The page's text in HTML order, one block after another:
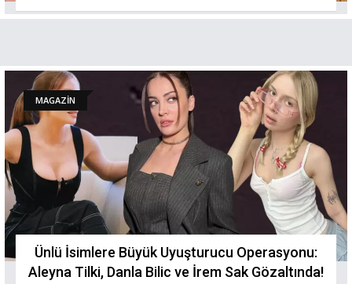
Yakalama Emri Çıktı.
MAGAZİN
Ünlü İsimlere Büyük Uyuşturucu Operasyonu:
Aleyna Tilki, Danla Bilic ve İrem Sak Gözaltında!